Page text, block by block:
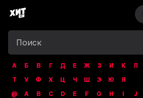
А Б В Г Д Е Ж З И К Л
Т
У Ф Х Ц Ч Ш Э Ю
Я
@
A B C D E F G H I J